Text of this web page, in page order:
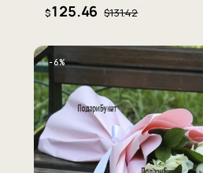
$125.46 $131.42
−6%